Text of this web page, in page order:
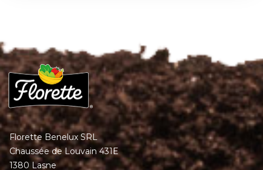
Florette Benelux SRL
Chaussée de Louvain 431E
1380 Lasne